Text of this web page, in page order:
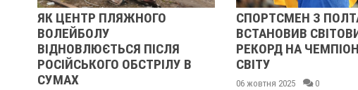
ЯК ЦЕНТР ПЛЯЖНОГО
ВОЛЕЙБОЛУ
ВІДНОВЛЮЄТЬСЯ ПІСЛЯ
РОСІЙСЬКОГО ОБСТРІЛУ В
СУМАХ
СПОРТСМЕН З
ВСТАНОВИВ
РЕКОРД НА
СВІТУ
06 жовтня 2025 0